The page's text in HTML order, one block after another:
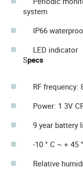
system
IP66
LED indicator
Specs
RF frequency:
Power: 1 3V
9 year battery
-10 ° C ~ + 45
Relative